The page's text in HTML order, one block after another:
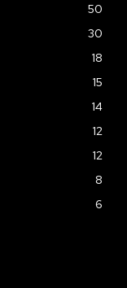
50
30
18
15
14
12
12
8
6